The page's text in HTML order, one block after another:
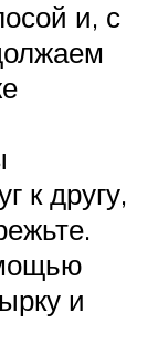
и, с
к другу,
и